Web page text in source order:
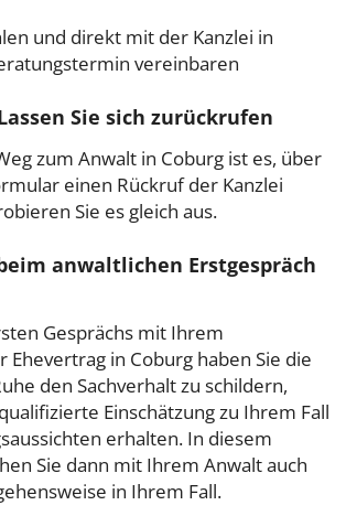
und direkt mit der Kanzlei in
vereinbaren
Sie sich zurückrufen
zum Anwalt in Coburg ist es, über
einen Rückruf der Kanzlei
Sie es gleich aus.
anwaltlichen Erstgespräch
Gesprächs mit Ihrem
Ehevertrag in Coburg haben Sie die
den Sachverhalt zu schildern,
Einschätzung zu Ihrem Fall
erhalten. In diesem
Sie dann mit Ihrem Anwalt auch
in Ihrem Fall.